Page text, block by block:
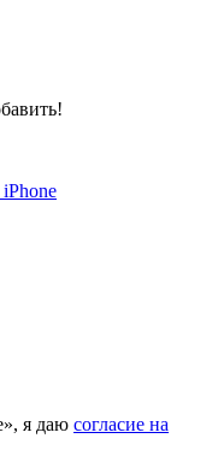
я даю согласие на